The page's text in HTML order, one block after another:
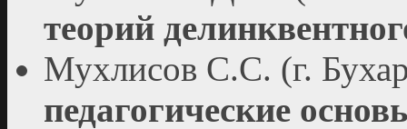
теорий
Мухлисов С.С. (г.
педагогические